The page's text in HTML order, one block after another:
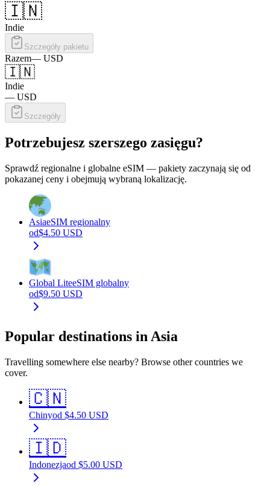
🇮🇳
Indie
Szczegóły pakietu
Razem— USD
🇮🇳
Indie
— USD
Szczegóły
Potrzebujesz szerszego zasięgu?
Sprawdź regionalne i globalne eSIM — pakiety zaczynają się od
pokazanej ceny i obejmują wybraną lokalizację.
AsiaeSIM regionalny
od$4.50 USD
Global LiteeSIM globalny
od$9.50 USD
Popular destinations in Asia
Travelling somewhere else nearby? Browse other countries we
cover.
🇨🇳
Chinyod $4.50 USD
🇮🇩
Indonezjaod $5.00 USD